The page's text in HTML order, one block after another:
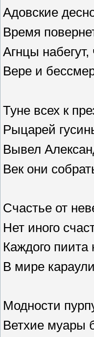
Адовские
Время
Агнцы
Вере и
Туне всех к
Рыцарей
Вывел
Век они
Счастье от
Нет иного
Каждого пиита
В мире
Модности
Ветхие муары